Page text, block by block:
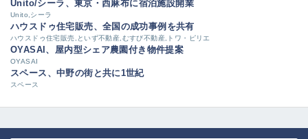
Unito/シーラ、東京・西麻布に宿泊施設開業
Unito,シーラ
ハウスドゥ住宅販売、全国の成功事例を共有
ハウスドゥ住宅販売,といず不動産,むすび不動産,トワ・ピリエ
OYASAI、屋内型シェア農園付き物件提案
OYASAI
スペース、中野の街と共に1世紀
スペース